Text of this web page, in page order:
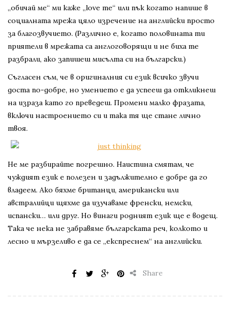
„обичай ме“ ми каже „love me“ или пък когато напише в
социалната мрежа цяло изречение на английски просто
за благозвучието. (Различно е, когато половината ти
приятели в мрежата са англоговорящи и не биха те
разбрали, ако запишеш мисълта си на български.)
Съгласен съм, че в оригиналния си език всичко звучи
доста по-добре, но умението е да успееш да откликнеш
на израза като го преведеш. Промени малко фразата,
включи настроението си и така тя ще стане лично
твоя.
Не ме разбирайте погрешно. Наистина смятам, че
чуждият език е полезен и задължително е добре да го
владеем. Ако бяхме британци, американски или
австралийци щяхме да изучаваме френски, немски,
испански… или друг. Но винаги родният език ще е водещ.
Така че нека не забравяме българската реч, колкото и
лесно и мързеливо е да се „експреснем“ на английски.
Share